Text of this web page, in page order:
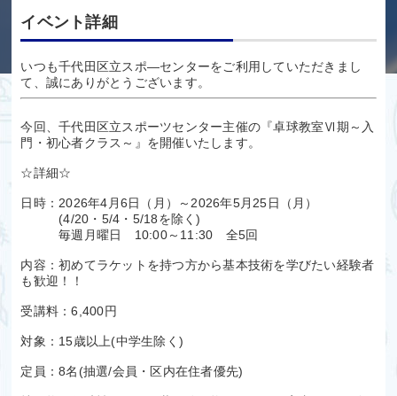
イベント詳細
いつも千代田区立スポ―センターをご利用していただきまし
て、誠にありがとうございます。
今回、千代田区立スポーツセンター主催の『卓球教室Ⅵ期～入
門・初心者クラス～』を開催いたします。
☆詳細☆
日時：2026年4月6日（月）～2026年5月25日（月）
(4/20・5/4・5/18を除く)
毎週月曜日 10:00～11:30 全5回
内容：初めてラケットを持つ方から基本技術を学びたい経験者
も歓迎！！
受講料：6,400円
対象：15歳以上(中学生除く)
定員：8名(抽選/会員・区内在住者優先)